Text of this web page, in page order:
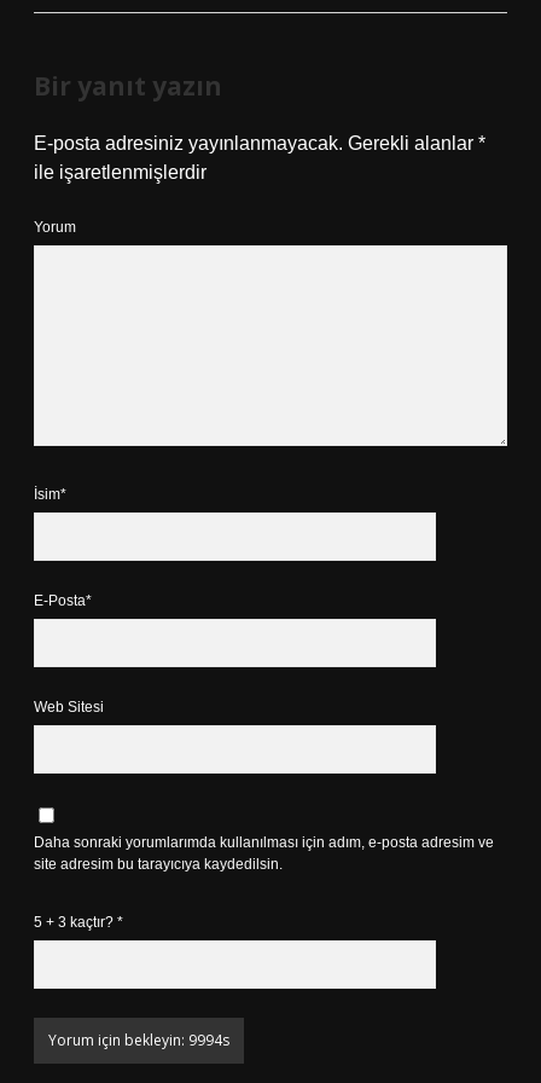
Bir yanıt yazın
E-posta adresiniz yayınlanmayacak. Gerekli alanlar *
ile işaretlenmişlerdir
Yorum
İsim*
E-Posta*
Web Sitesi
Daha sonraki yorumlarımda kullanılması için adım, e-posta adresim ve
site adresim bu tarayıcıya kaydedilsin.
5 + 3 kaçtır? *